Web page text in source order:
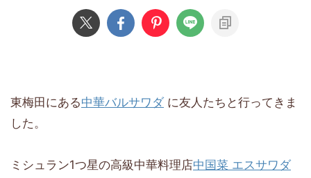
東梅田にある中華バルサワダ に友人たちと行ってきま
した。
ミシュラン1つ星の高級中華料理店中国菜 エスサワダ